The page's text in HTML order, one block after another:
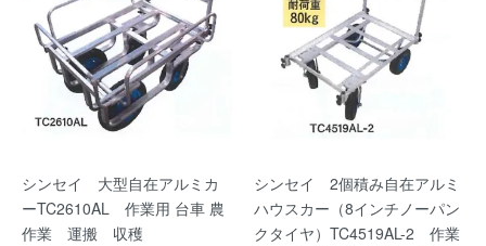
シンセイ 大型自在アルミカ
ーTC2610AL 作業用 台車 農
作業 運搬 収穫
シンセイ 2個積み自在アルミ
ハウスカー（8インチノーパン
クタイヤ）TC4519AL-2 作業